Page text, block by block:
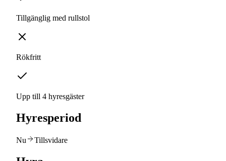
Tillgänglig med rullstol
Rökfritt
Upp till 4 hyresgäster
Hyresperiod
Nu Tillsvidare